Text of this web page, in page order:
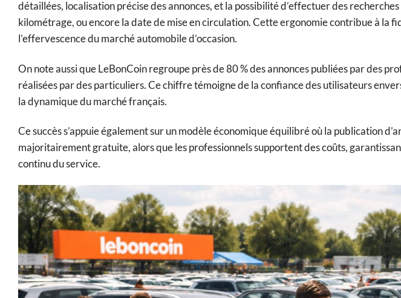
détaillées, localisation précise des annonces, et la possibilité d’effectuer des
kilométrage, ou encore la date de mise en circulation. Cette ergonomie contribue à la
l’effervescence du marché automobile d’occasion.
On note aussi que LeBonCoin regroupe près de 80 % des annonces publiées par des
réalisées par des particuliers. Ce chiffre témoigne de la confiance des utilisateurs
la dynamique du marché français.
Ce succès s’appuie également sur un modèle économique équilibré où la publication
majoritairement gratuite, alors que les professionnels supportent des coûts,
continu du service.